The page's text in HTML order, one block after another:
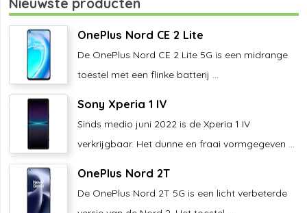
OnePlus Nord CE 2 Lite
De OnePlus Nord CE 2 Lite 5G is een midrange
toestel met een flinke batterij ...
Sony Xperia 1 IV
Sinds medio juni 2022 is de Xperia 1 IV
verkrijgbaar. Het dunne en fraai vormgegeven ...
OnePlus Nord 2T
De OnePlus Nord 2T 5G is een licht verbeterde